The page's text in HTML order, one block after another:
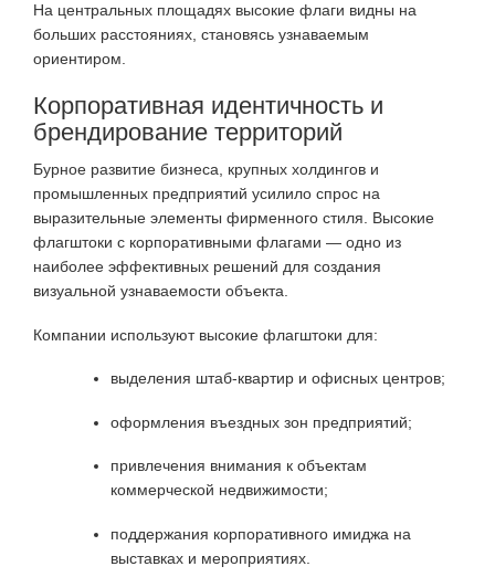
На центральных площадях высокие флаги видны на
больших расстояниях, становясь узнаваемым
ориентиром.
Корпоративная идентичность и
брендирование территорий
Бурное развитие бизнеса, крупных холдингов и
промышленных предприятий усилило спрос на
выразительные элементы фирменного стиля. Высокие
флагштоки с корпоративными флагами — одно из
наиболее эффективных решений для создания
визуальной узнаваемости объекта.
Компании используют высокие флагштоки для:
выделения штаб-квартир и офисных центров;
оформления въездных зон предприятий;
привлечения внимания к объектам
коммерческой недвижимости;
поддержания корпоративного имиджа на
выставках и мероприятиях.